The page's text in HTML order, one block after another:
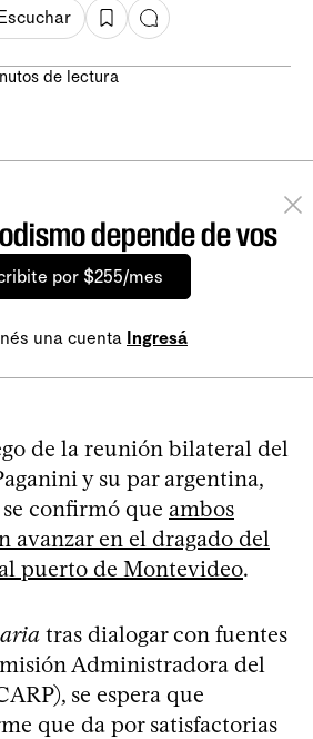
Escuchar
de lectura
depende de vos
por $255/mes
una cuenta Ingresá
de la reunión bilateral del
y su par argentina,
confirmó que ambos
avanzar en el dragado del
puerto de Montevideo.
tras dialogar con fuentes
Administradora del
se espera que
que da por satisfactorias